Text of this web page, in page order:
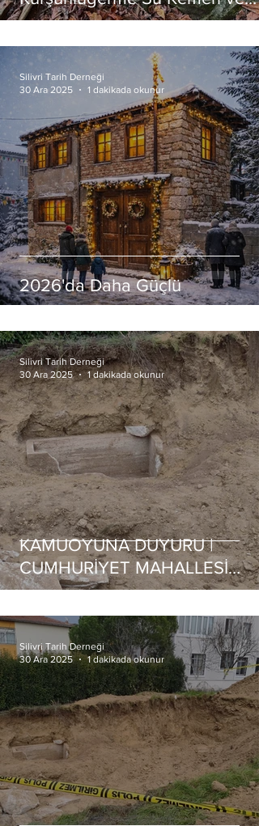
Trakya’nın Mirası
2026'da Daha Güçlü
Silivri Tarih Derneği
30 Ara 2025
1 dakikada okunur
KAMUOYUNA DUYURU |
CUMHURİYET MAHALLESİ
LAHİT MEZAR BULUNTUSU
HAKKINDA GÜNCEL GELİŞME
Silivri Tarih Derneği
30 Ara 2025
1 dakikada okunur
Silivri Tarih Derneği
30 Ara 2025
1 dakikada okunur